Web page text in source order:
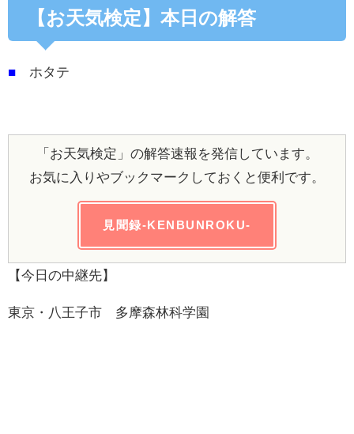
【お天気検定】本日の解答
■ ホタテ
「お天気検定」の解答速報を発信しています。
お気に入りやブックマークしておくと便利です。
見聞録-KENBUNROKU-
【今日の中継先】
東京・八王子市 多摩森林科学園